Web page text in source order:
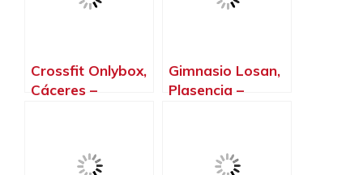
Crossfit Onlybox,
Cáceres‎ –
Gimnasio Losan,
Plasencia –